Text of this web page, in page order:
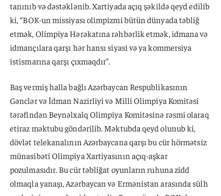
tanınıb və dəstəklənib. Xartiyada açıq şəkildə qeyd edilib
ki, “BOK-un missiyası olimpizmi bütün dünyada təbliğ
etmək, Olimpiya Hərəkatına rəhbərlik etmək, idmana və
idmançılara qarşı hər hansı siyasi və ya kommersiya
istismarına qarşı çıxmaqdır”.
Baş vermiş halla bağlı Azərbaycan Respublikasının
Gənclər və İdman Nazirliyi və Milli Olimpiya Komitəsi
tərəfindən Beynəlxalq Olimpiya Komitəsinə rəsmi olaraq
etiraz məktubu göndərilib. Məktubda qeyd olunub ki,
dövlət telekanalının Azərbaycana qarşı bu cür hörmətsiz
münasibəti Olimpiya Xartiyasının açıq-aşkar
pozulmasıdır. Bu cür təbliğat oyunların ruhuna zidd
olmaqla yanaşı, Azərbaycan və Ermənistan arasında sülh